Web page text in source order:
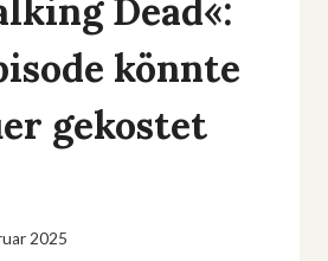
Dead«:
könnte
gekostet
2025